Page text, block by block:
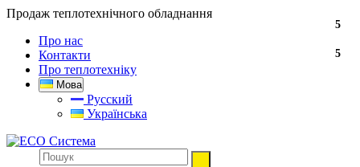
Продаж теплотехнічного обладнання
Про нас
Контакти
Про теплотехніку
Мова
Русский
Українська
5
5